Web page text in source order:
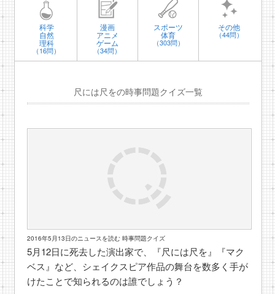
科学
自然
理科
（16問）
漫画
アニメ
ゲーム
（34問）
スポーツ
体育
（303問）
その他
（44問）
尺には尺をの時事問題クイズ一覧
2016年5月13日のニュースを読む 時事問題クイズ
5月12日に死去した演出家で、『尺には尺を』『マク
ベス』など、シェイクスピア作品の舞台を数多く手が
けたことで知られるのは誰でしょう？